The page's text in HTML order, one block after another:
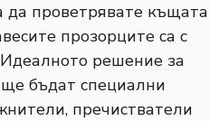
да проветрявате къщата
прозорците са с
решение за
ще бъдат специални
пречистватели